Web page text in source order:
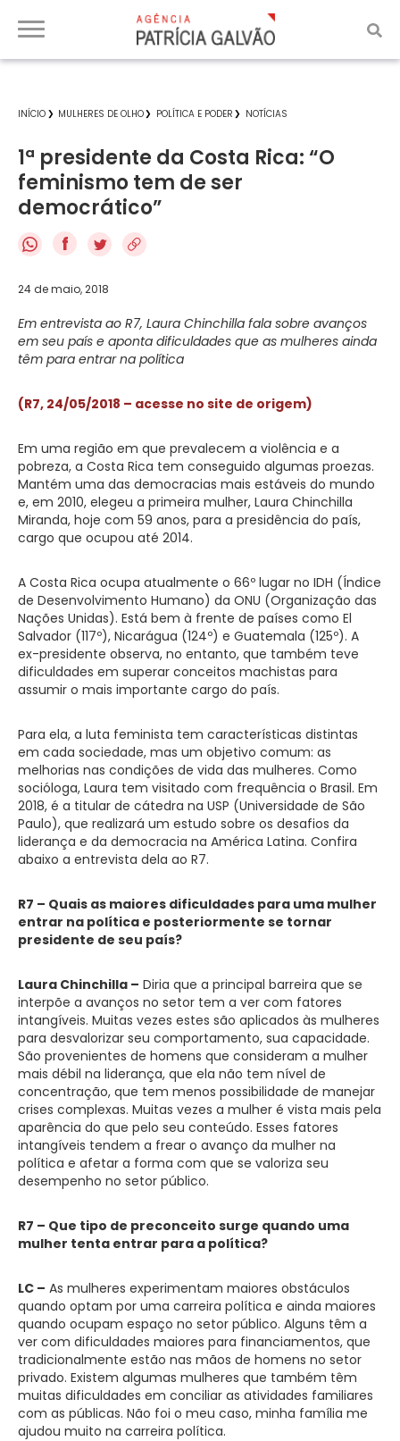
INÍCIO MULHERES DE OLHO POLÍTICA E PODER NOTÍCIAS
1ª presidente da Costa Rica: “O
feminismo tem de ser
democrático”
f
24 de maio, 2018
Em entrevista ao R7, Laura Chinchilla fala sobre avanços
em seu país e aponta dificuldades que as mulheres ainda
têm para entrar na política
(R7, 24/05/2018 – acesse no site de origem)
Em uma região em que prevalecem a violência e a
pobreza, a Costa Rica tem conseguido algumas proezas.
Mantém uma das democracias mais estáveis do mundo
e, em 2010, elegeu a primeira mulher, Laura Chinchilla
Miranda, hoje com 59 anos, para a presidência do país,
cargo que ocupou até 2014.
A Costa Rica ocupa atualmente o 66º lugar no IDH (Índice
de Desenvolvimento Humano) da ONU (Organização das
Nações Unidas). Está bem à frente de países como El
Salvador (117º), Nicarágua (124º) e Guatemala (125º). A
ex-presidente observa, no entanto, que também teve
dificuldades em superar conceitos machistas para
assumir o mais importante cargo do país.
Para ela, a luta feminista tem características distintas
em cada sociedade, mas um objetivo comum: as
melhorias nas condições de vida das mulheres. Como
socióloga, Laura tem visitado com frequência o Brasil. Em
2018, é a titular de cátedra na USP (Universidade de São
Paulo), que realizará um estudo sobre os desafios da
liderança e da democracia na América Latina. Confira
abaixo a entrevista dela ao R7.
R7 – Quais as maiores dificuldades para uma mulher
entrar na política e posteriormente se tornar
presidente de seu país?
Laura Chinchilla – Diria que a principal barreira que se
interpõe a avanços no setor tem a ver com fatores
intangíveis. Muitas vezes estes são aplicados às mulheres
para desvalorizar seu comportamento, sua capacidade.
São provenientes de homens que consideram a mulher
mais débil na liderança, que ela não tem nível de
concentração, que tem menos possibilidade de manejar
crises complexas. Muitas vezes a mulher é vista mais pela
aparência do que pelo seu conteúdo. Esses fatores
intangíveis tendem a frear o avanço da mulher na
política e afetar a forma com que se valoriza seu
desempenho no setor público.
R7 – Que tipo de preconceito surge quando uma
mulher tenta entrar para a política?
LC – As mulheres experimentam maiores obstáculos
quando optam por uma carreira política e ainda maiores
quando ocupam espaço no setor público. Alguns têm a
ver com dificuldades maiores para financiamentos, que
tradicionalmente estão nas mãos de homens no setor
privado. Existem algumas mulheres que também têm
muitas dificuldades em conciliar as atividades familiares
com as públicas. Não foi o meu caso, minha família me
ajudou muito na carreira política.